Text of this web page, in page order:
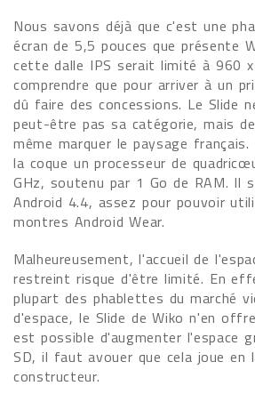
Nous savons déjà que c'est une
écran de 5,5 pouces que présente
cette dalle IPS serait limité à 960
comprendre que pour arriver à un
dû faire des concessions. Le Slide
peut-être pas sa catégorie, mais
même marquer le paysage
la coque un processeur de
GHz, soutenu par 1 Go de RAM. Il
Android 4.4, assez pour pouvoir
montres Android Wear.
Malheureusement, l'accueil de
restreint risque d'être limité. En
plupart des phablettes du marché
d'espace, le Slide de Wiko n'en
est possible d'augmenter l'espace
SD, il faut avouer que cela joue en
constructeur.